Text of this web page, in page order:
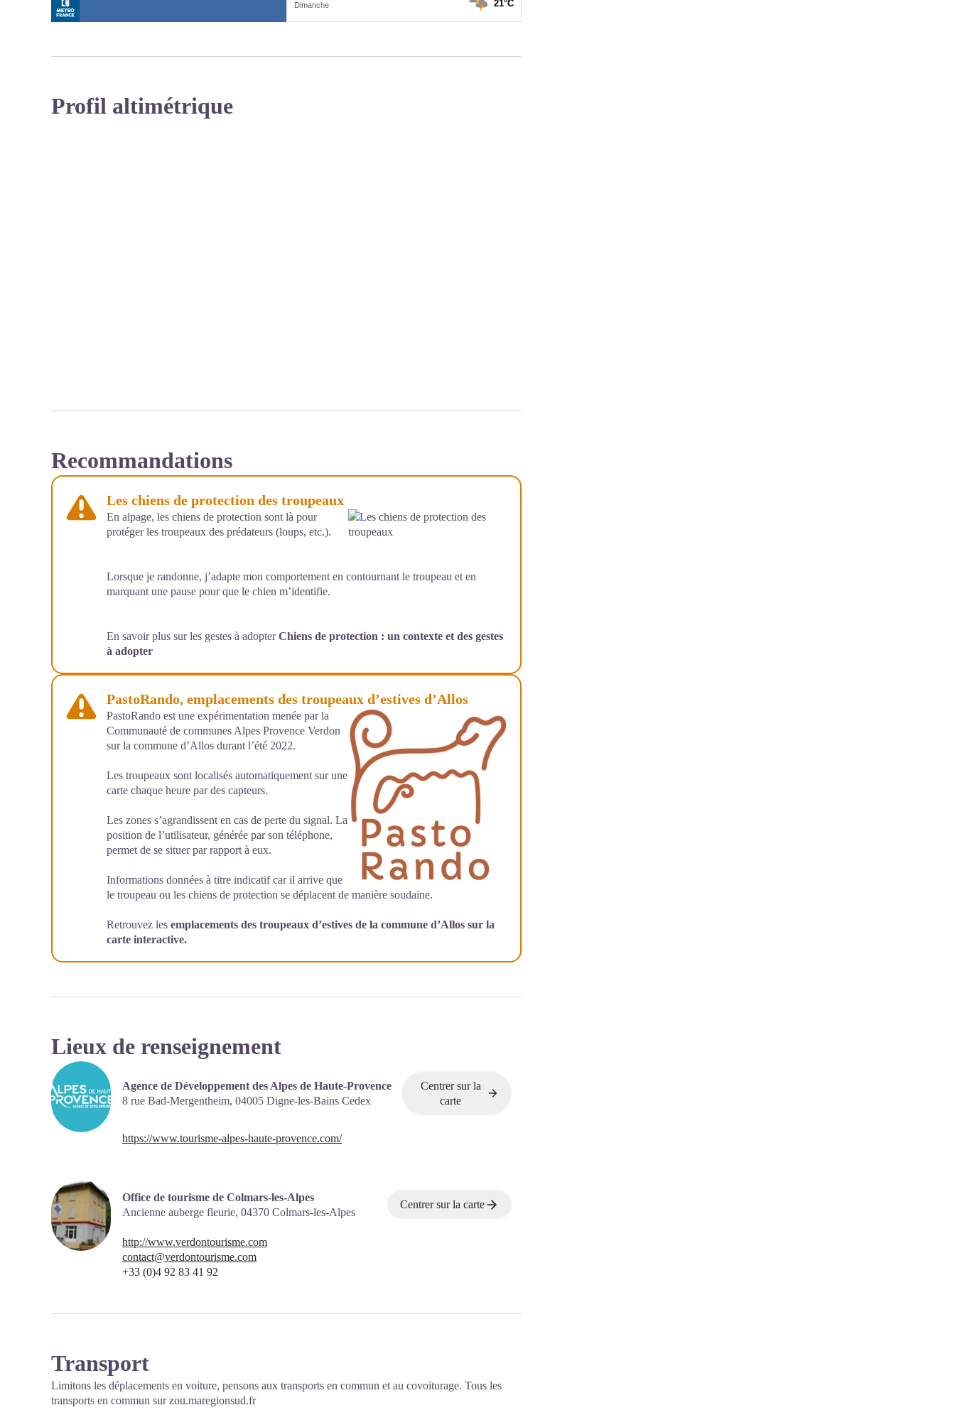
Profil altimétrique
Recommandations
Les chiens de protection des troupeaux
En alpage, les chiens de protection sont là pour
protéger les troupeaux des prédateurs (loups, etc.).
Lorsque je randonne, j’adapte mon comportement en contournant le troupeau et en
marquant une pause pour que le chien m’identifie.
En savoir plus sur les gestes à adopterChiens de protection : un contexte et des gestes
à adopter
PastoRando, emplacements des troupeaux d’estives d’Allos
PastoRando est une expérimentation menée par la
Communauté de communes Alpes Provence Verdon
sur la commune d’Allos durant l’été 2022.
Les troupeaux sont localisés automatiquement sur une
carte chaque heure par des capteurs.
Les zones s’agrandissent en cas de perte du signal. La
position de l’utilisateur, générée par son téléphone,
permet de se situer par rapport à eux.
Informations données à titre indicatif car il arrive que
le troupeau ou les chiens de protection se déplacent de manière soudaine.
Retrouvez les emplacements des troupeaux d’estives de la commune d’Allos sur la
carte interactive.
Lieux de renseignement
Agence de Développement des Alpes de Haute-Provence
8 rue Bad-Mergentheim, 04005 Digne-les-Bains Cedex
Centrer sur la
carte
https://www.tourisme-alpes-haute-provence.com/
Office de tourisme de Colmars-les-Alpes
Ancienne auberge fleurie, 04370 Colmars-les-Alpes
Centrer sur la carte
http://www.verdontourisme.com
contact@verdontourisme.com
+33 (0)4 92 83 41 92
Transport
Limitons les déplacements en voiture, pensons aux transports en commun et au covoiturage. Tous les
transports en commun surzou.maregionsud.fr